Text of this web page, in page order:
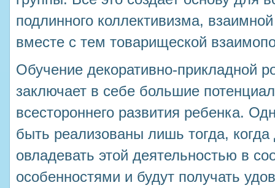
подлинного коллективизма,
вместе с тем товарищеской
Обучение декоративно-прикладной
заключает в себе большие
всестороннего развития ребенка.
быть реализованы лишь тогда, когда
овладевать этой деятельностью в
особенностями и будут получать